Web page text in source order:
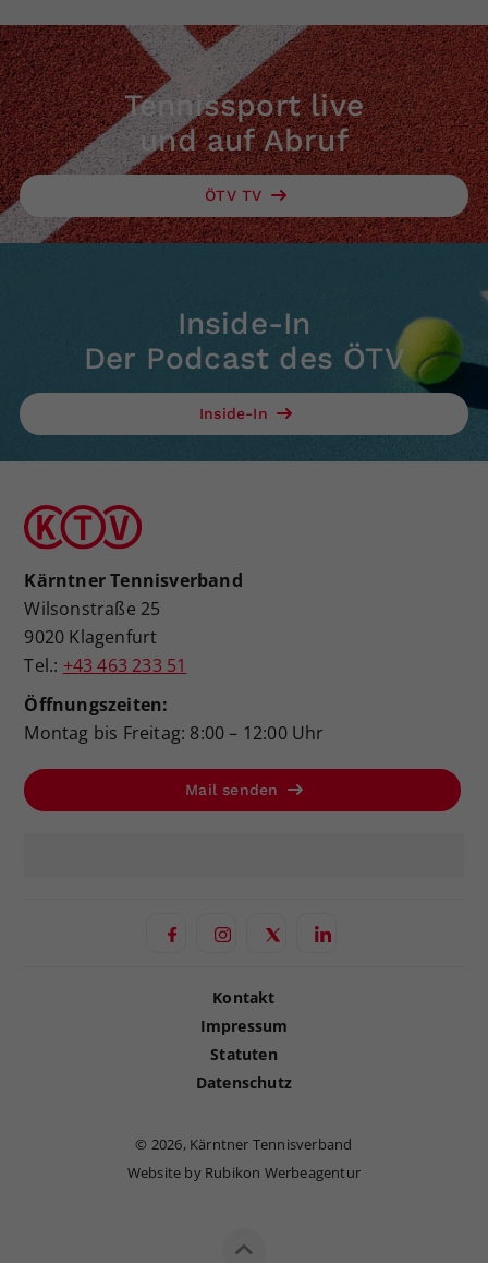
Tennissport live
und auf Abruf
ÖTV TV
Inside-In
Der Podcast des ÖTV
Inside-In
Kärntner Tennisverband
Wilsonstraße 25
9020 Klagenfurt
Tel.: +43 463 233 51
Öffnungszeiten:
Montag bis Freitag: 8:00 – 12:00 Uhr
Mail senden
Kontakt
Impressum
Statuten
Datenschutz
© 2026, Kärntner Tennisverband
Website by Rubikon Werbeagentur